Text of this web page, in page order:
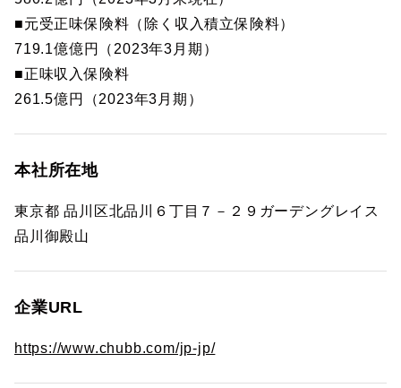
■元受正味保険料（除く収入積立保険料）
719.1億億円（2023年3月期）
■正味収入保険料
261.5億円（2023年3月期）
本社所在地
東京都 品川区北品川６丁目７－２９ガーデングレイス
品川御殿山
企業URL
https://www.chubb.com/jp-jp/